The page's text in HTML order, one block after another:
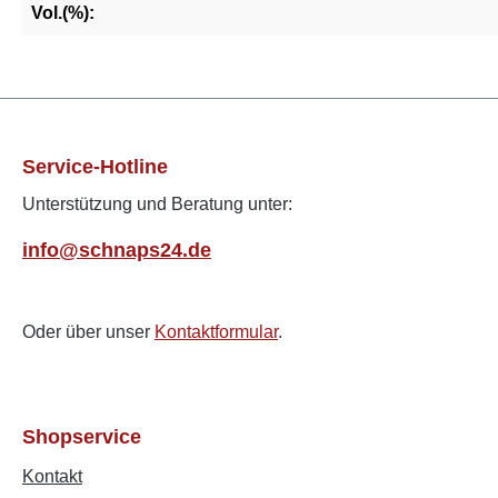
Vol.(%):
Service-Hotline
Unterstützung und Beratung unter:
info@schnaps24.de
Oder über unser Kontaktformular.
Shopservice
Kontakt